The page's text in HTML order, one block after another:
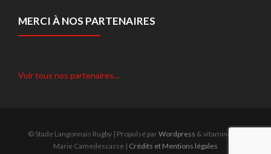
MERCI À NOS PARTENAIRES
Voir tous nos partenaires...
© Stade Langonnais Rugby | Propulsé parWordpress & vitaminé par
Marie Camedescasse | Crédits et Mentions légales